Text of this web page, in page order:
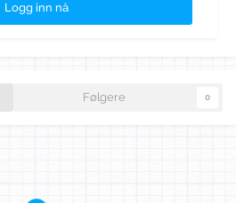
Logg inn nå
Følgere 0